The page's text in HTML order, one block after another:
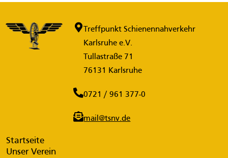
Treffpunkt Schienennahverkehr
Karlsruhe e.V.
Tullastraße 71
76131 Karlsruhe
0721 / 961 377-0
mail@tsnv.de
Startseite
Unser Verein